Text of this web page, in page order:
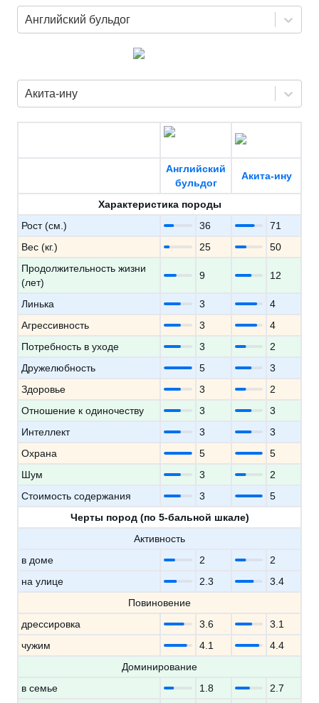
Английский бульдог
Акита-ину
Английский
бульдог
Акита-ину
Характеристика породы
Рост (см.)
36
71
Вес (кг.)
25
50
Продолжительность жизни
(лет)
9 12
Линька 3
4
Агрессивность
3
4
Потребность в уходе
3
2
Дружелюбность
5
3
Здоровье
3
2
Отношение к одиночеству
3
3
Интеллект
3
3
Охрана
5
5
Шум
3
2
Стоимость содержания
3
5
Черты пород (по 5-бальной шкале)
Активность
в доме
2
2
на улице
2.3
3.4
Повиновение
дрессировка
3.6
3.1
чужим
4.1
4.4
Доминирование
в семье
1.8
2.7